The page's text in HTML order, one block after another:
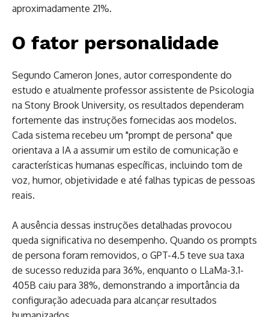
aproximadamente 21%.
O fator personalidade
Segundo Cameron Jones, autor correspondente do
estudo e atualmente professor assistente de Psicologia
na Stony Brook University, os resultados dependeram
fortemente das instruções fornecidas aos modelos.
Cada sistema recebeu um "prompt de persona" que
orientava a IA a assumir um estilo de comunicação e
características humanas específicas, incluindo tom de
voz, humor, objetividade e até falhas typicas de pessoas
reais.
A ausência dessas instruções detalhadas provocou
queda significativa no desempenho. Quando os prompts
de persona foram removidos, o GPT-4.5 teve sua taxa
de sucesso reduzida para 36%, enquanto o LLaMa-3.1-
405B caiu para 38%, demonstrando a importância da
configuração adecuada para alcançar resultados